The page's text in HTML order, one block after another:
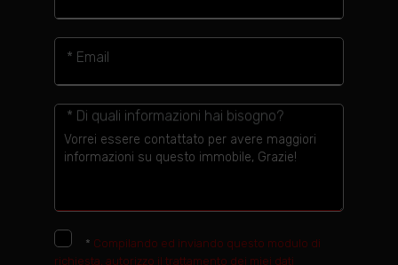
* Email
* Di quali informazioni hai bisogno?
* Compilando ed inviando questo modulo di
richiesta, autorizzo il trattamento dei miei dati